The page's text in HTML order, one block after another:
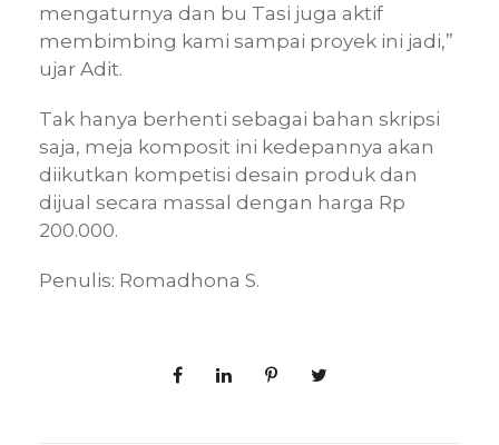
mengaturnya dan bu Tasi juga aktif
membimbing kami sampai proyek ini jadi,”
ujar Adit.
Tak hanya berhenti sebagai bahan skripsi
saja, meja komposit ini kedepannya akan
diikutkan kompetisi desain produk dan
dijual secara massal dengan harga Rp
200.000.
Penulis: Romadhona S.